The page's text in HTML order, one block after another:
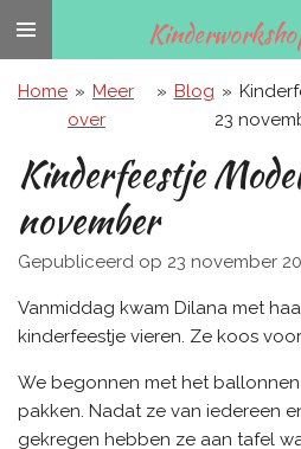
Ga
naar
Home » Meer
over
» Blog »
23
Kinderfeestje
november
Gepubliceerd op 23 november
Vanmiddag kwam Dilana met
kinderfeestje vieren. Ze koos voor
We begonnen met het
pakken. Nadat ze van iedereen
gekregen hebben ze aan tafel